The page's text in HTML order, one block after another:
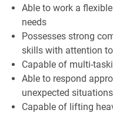
Able to work a
needs
Possesses strong
skills with attention
Capable of multi-
Able to respond
unexpected situations
Capable of lifting